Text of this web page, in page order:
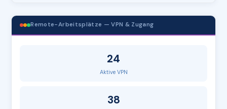
Remote-Arbeitsplätze — VPN & Zugang
24
Aktive VPN
38